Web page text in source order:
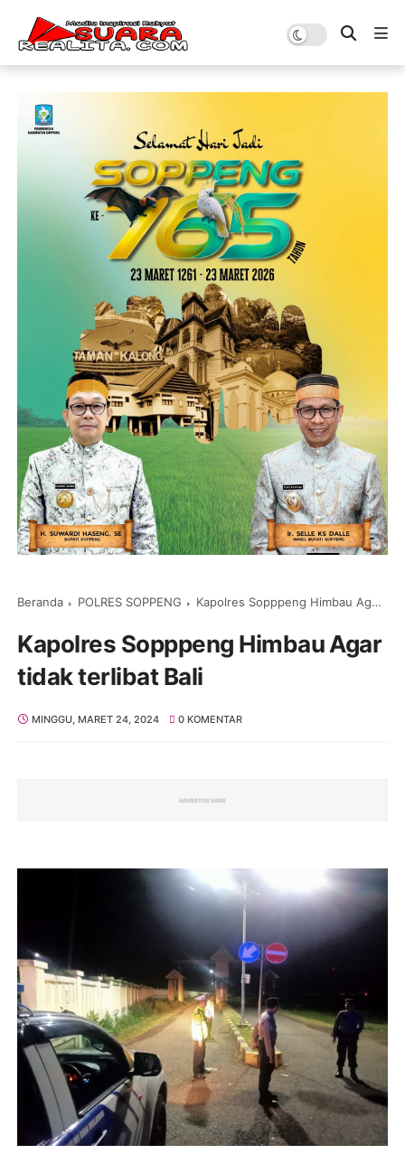
Beranda POLRES SOPPENG Kapolres Sopppeng Himbau Agar tidak terlibat Bali
Kapolres Sopppeng Himbau Agar
tidak terlibat Bali
MINGGU, MARET 24, 2024 0 KOMENTAR